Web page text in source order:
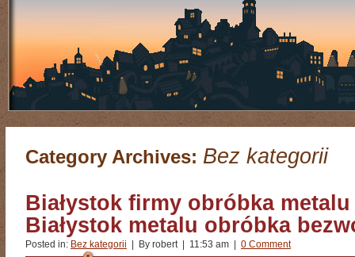
Category Archives: Bez kategorii
Białystok firmy obróbka
Białystok metalu obróbka
Posted in: Bez kategorii | By robert | 11:53 am | 0 Comment